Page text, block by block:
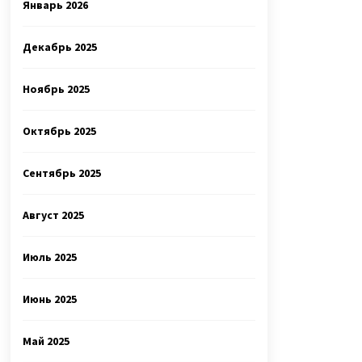
Январь 2026
Декабрь 2025
Ноябрь 2025
Октябрь 2025
Сентябрь 2025
Август 2025
Июль 2025
Июнь 2025
Май 2025